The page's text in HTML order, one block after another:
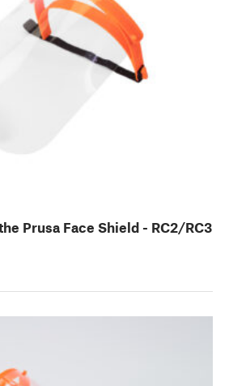
Prusa Face Shield - RC2/RC3